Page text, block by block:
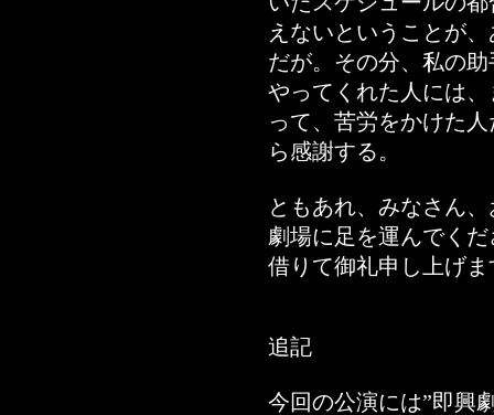
えないということが
だが。その分、私の
やってくれた人には
って、苦労をかけた
ら感謝する。
ともあれ、みなさん
劇場に足を運んでく
借りて御礼申し上げま
追記
今回の公演には”即興